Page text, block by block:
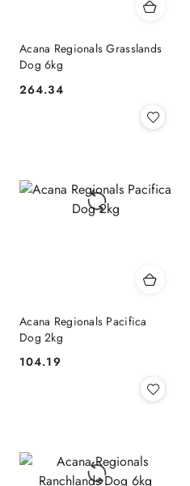
Acana Regionals Grasslands
Dog 6kg
Cena:
264.34
Acana Regionals Pacifica
Dog 2kg
Cena:
104.19